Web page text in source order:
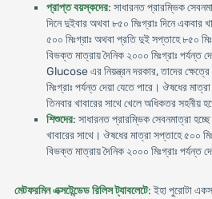
প্রাপ্ত বয়স্কদের: সাধারনত প্রারম্ভিক
দিনে দুইবার অথবা ৮৫০ মিঃগ্রাঃ দিনে একবার
৫০০ মিঃগ্রাঃ অথবা প্রতি দুই সপ্তাহে ৮৫০
বিভক্ত মাত্রায় দৈনিক ২০০০ মিঃগ্রাঃ পর্যন্ত
Glucose এর নিয়ন্ত্রন দরকার, তাদের ক্ষেত্রে
মিঃগ্রাঃ পর্যন্ত দেয়া যেতে পারে। ঔষধের
তিনবার খাবারের সাথে খেলে অধিকতর সহনীয়
শিশুদের: সাধারনত প্রারম্ভিক সেবনমাত্রা
খাবারের সাথে। ঔষধের মাত্রা সপ্তাহে ৫০০
বিভক্ত মাত্রায় দৈনিক ২০০০ মিঃগ্রাঃ পর্যন্ত
মেটফরমিন এক্সটেন্ডেড রিলিস ট্যাবলেটে: ইহা পুরোটা